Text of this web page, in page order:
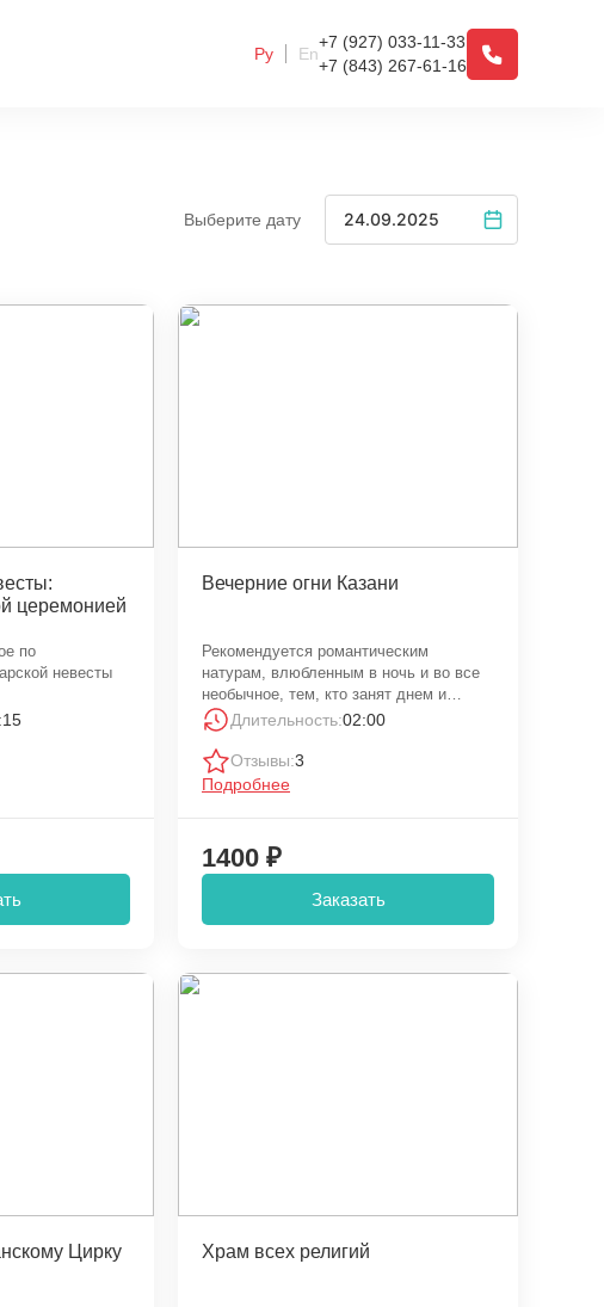
Ру En
+7 (927) 033-11-33
+7 (843) 267-61-16
Выберите дату
церемонией
по
невесты
Вечерние огни Казани
Рекомендуется романтическим
натурам, влюбленным в ночь и во все
необычное, тем, кто занят днем и
освобождается только к вечеру.
Длительность:02:00
Отзывы:3
Подробнее
1400 ₽
Заказать
Цирку Храм всех религий